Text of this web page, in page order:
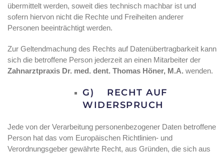
übermittelt werden, soweit dies technisch machbar ist und
sofern hiervon nicht die Rechte und Freiheiten anderer
Personen beeinträchtigt werden.
Zur Geltendmachung des Rechts auf Datenübertragbarkeit kann
sich die betroffene Person jederzeit an einen Mitarbeiter der
Zahnarztpraxis Dr. med. dent. Thomas Höner, M.A. wenden.
G) RECHT AUF
WIDERSPRUCH
Jede von der Verarbeitung personenbezogener Daten betroffene
Person hat das vom Europäischen Richtlinien- und
Verordnungsgeber gewährte Recht, aus Gründen, die sich aus